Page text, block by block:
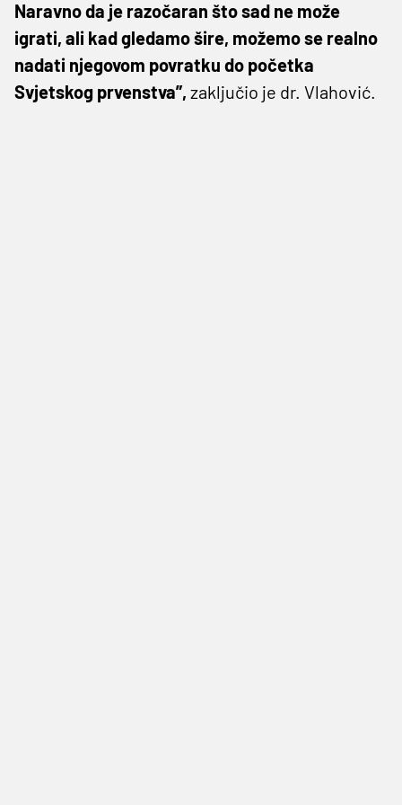
Naravno da je razočaran što sad ne može
igrati, ali kad gledamo šire, možemo se realno
nadati njegovom povratku do početka
Svjetskog prvenstva”, zaključio je dr. Vlahović.